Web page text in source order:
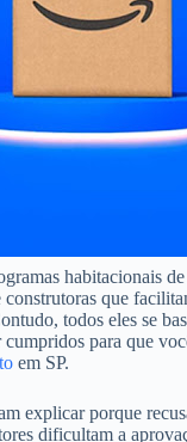
habitacionais
que
todos eles se
para que
em SP.
explicar porque
dificultam a